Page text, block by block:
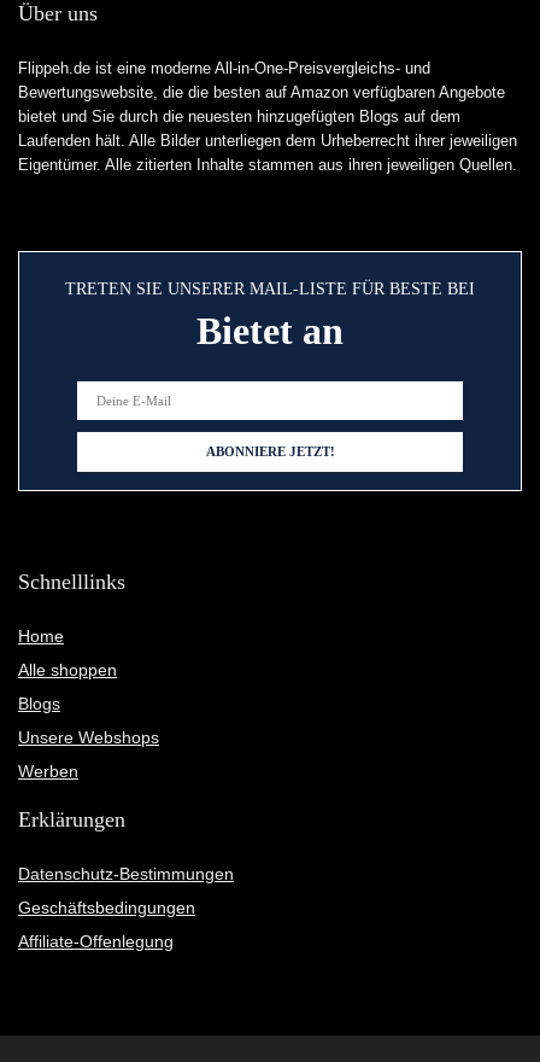
Über uns
Flippeh.de ist eine moderne All-in-One-Preisvergleichs- und
Bewertungswebsite, die die besten auf Amazon verfügbaren Angebote
bietet und Sie durch die neuesten hinzugefügten Blogs auf dem
Laufenden hält. Alle Bilder unterliegen dem Urheberrecht ihrer jeweiligen
Eigentümer. Alle zitierten Inhalte stammen aus ihren jeweiligen Quellen.
TRETEN SIE UNSERER MAIL-LISTE FÜR BESTE BEI
Bietet an
Schnelllinks
Home
Alle shoppen
Blogs
Unsere Webshops
Werben
Erklärungen
Datenschutz-Bestimmungen
Geschäftsbedingungen
Affiliate-Offenlegung